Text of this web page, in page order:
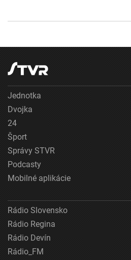
Jednotka
Dvojka
24
Šport
Správy STVR
Podcasty
Mobilné aplikácie
Rádio Slovensko
Rádio Regina
Rádio Devín
Rádio_FM